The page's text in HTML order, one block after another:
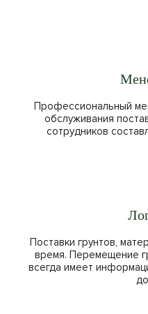
Профессиональный
обслуживания
сотрудников
Поставки грунтов,
время. Перемещение
всегда имеет